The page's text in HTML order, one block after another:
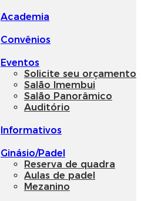
Academia
Convênios
Eventos
Solicite seu orçamento
Salão Imembui
Salão Panorâmico
Auditório
Informativos
Ginásio/Padel
Reserva de quadra
Aulas de padel
Mezanino